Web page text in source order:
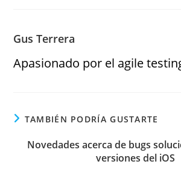
Gus Terrera
Apasionado por el agile
TAMBIÉN PODRÍA GUSTARTE
Novedades acerca de bugs
versiones del iOS